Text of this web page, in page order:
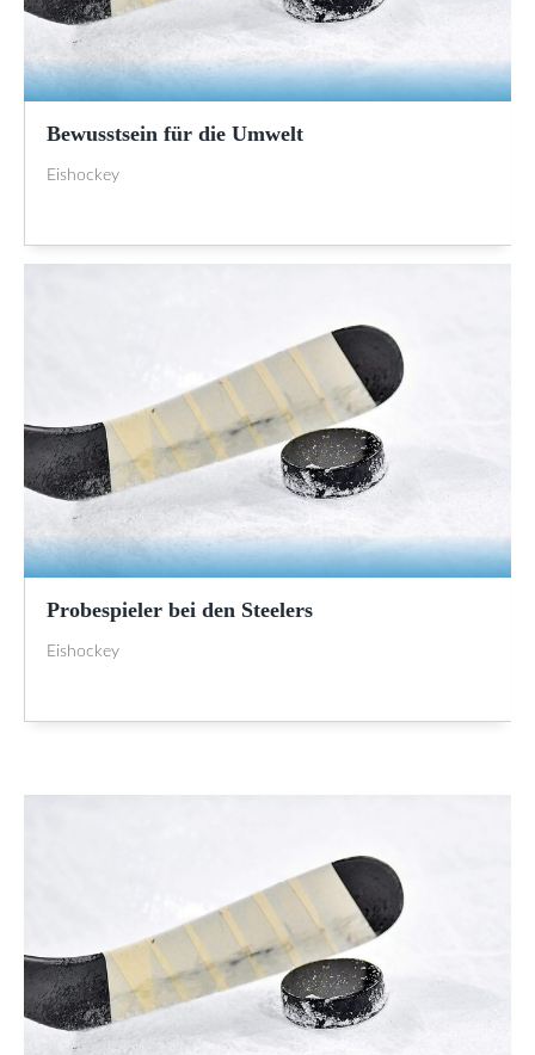
Bewusstsein für die Umwelt
Eishockey
Probespieler bei den Steelers
Eishockey